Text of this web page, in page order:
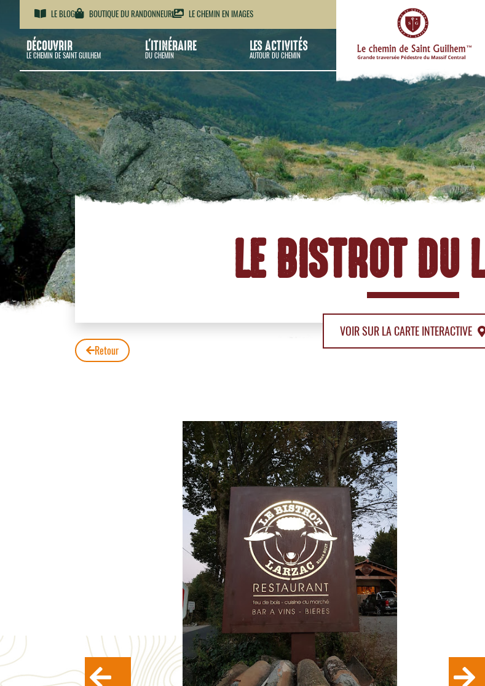
LE BLOG BOUTIQUE DU RANDONNEUR LE CHEMIN EN IMAGES
DÉCOUVRIR
LE CHEMIN DE SAINT GUILHEM
L'ITINÉRAIRE
DU CHEMIN
LES ACTIVITÉS
AUTOUR DU CHEMIN
LE BISTROT DU
VOIR SUR LA CARTE INTERACTIVE
Retour